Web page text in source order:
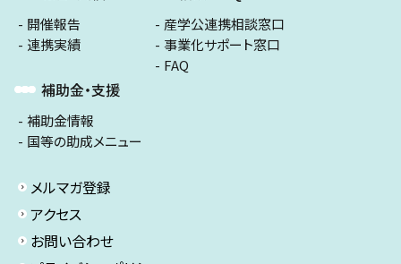
開催報告
連携実績
補助金・支援
補助金情報
国等の助成メニュー
産学公連携相談窓口
事業化サポート窓口
FAQ
メルマガ登録
アクセス
お問い合わせ